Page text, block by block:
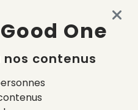
One
contenus